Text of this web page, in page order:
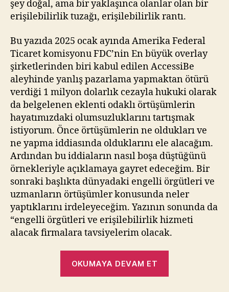
şey doğal, ama bir yaklaşınca olanlar olan bir
erişilebilirlik tuzağı, erişilebilirlik rantı.
Bu yazıda 2025 ocak ayında Amerika Federal
Ticaret komisyonu FDC’nin En büyük overlay
şirketlerinden biri kabul edilen AccessiBe
aleyhinde yanlış pazarlama yapmaktan ötürü
verdiği 1 milyon dolarlık cezayla hukuki olarak
da belgelenen eklenti odaklı örtüşümlerin
hayatımızdaki olumsuzluklarını tartışmak
istiyorum. Önce örtüşümlerin ne oldukları ve
ne yapma iddiasında olduklarını ele alacağım.
Ardından bu iddiaların nasıl boşa düştüğünü
örnekleriyle açıklamaya gayret edeceğim. Bir
sonraki başlıkta dünyadaki engelli örgütleri ve
uzmanların örtüşümler konusunda neler
yaptıklarını irdeleyeceğim. Yazının sonunda da
“engelli örgütleri ve erişilebilirlik hizmeti
alacak firmalara tavsiyelerim olacak.
OKUMAYA DEVAM ET